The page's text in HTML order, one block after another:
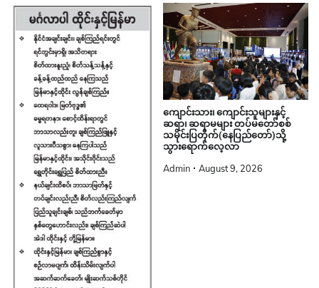
ကျောင်းသား၊ ကျောင်းသူများနှင့်
ဆရာ၊ ဆရာမများ တပ်မတော်စစ်
သမိုင်းပြတိုက်(နေပြည်တော်)သို့
သွားရောက်လေ့လာ
Admin August 9, 2026